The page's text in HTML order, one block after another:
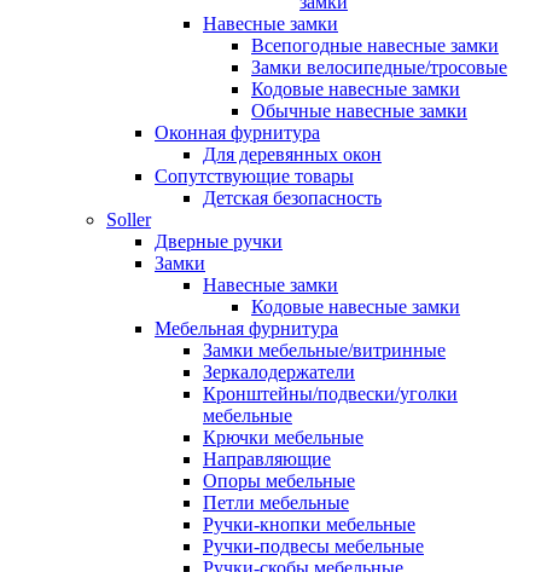
Навесные замки
Всепогодные навесные замки
Замки велосипедные/тросовые
Кодовые навесные замки
Обычные навесные замки
Оконная фурнитура
Для деревянных окон
Сопутствующие товары
Детская безопасность
Soller
Дверные ручки
Замки
Навесные замки
Кодовые навесные замки
Мебельная фурнитура
Замки мебельные/витринные
Зеркалодержатели
Кронштейны/подвески/уголки
мебельные
Крючки мебельные
Направляющие
Опоры мебельные
Петли мебельные
Ручки-кнопки мебельные
Ручки-подвесы мебельные